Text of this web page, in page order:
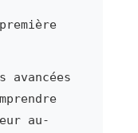
avancées
au-